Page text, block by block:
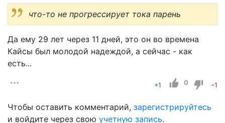
что-то не прогрессирует тока парень
Да ему 29 лет через 11 дней, это он во времена
Кайсы был молодой надеждой, а сейчас - как
есть...
+1 0 -1
Чтобы оставить комментарий, зарегистрируйтесь
и войдите через свою учетную запись.